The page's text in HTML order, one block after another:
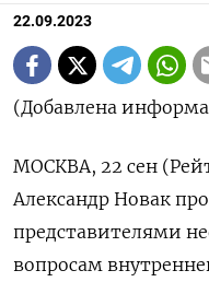
22.09.2023
(Добавлена
МОСКВА, 22 сен
Александр Новак
представителями
вопросам